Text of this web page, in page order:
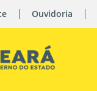
Ouvidoria